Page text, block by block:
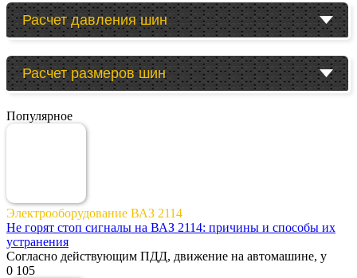
Расчет давления шин
Расчет размеров шин
Популярное
Электрооборудование ВАЗ 2114
Не горят стоп сигналы на ВАЗ 2114: причины и способы их
устранения
Согласно действующим ПДД, движение на автомашине, у
0 105